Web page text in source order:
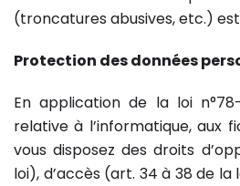
(troncatures abusives, etc.)
Protection des données
En application de la loi
relative à l’informatique, aux
vous disposez des droits
loi), d’accès (art. 34 à 38 de